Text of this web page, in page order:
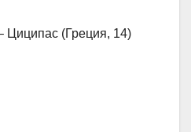
Циципас (Греция, 14)